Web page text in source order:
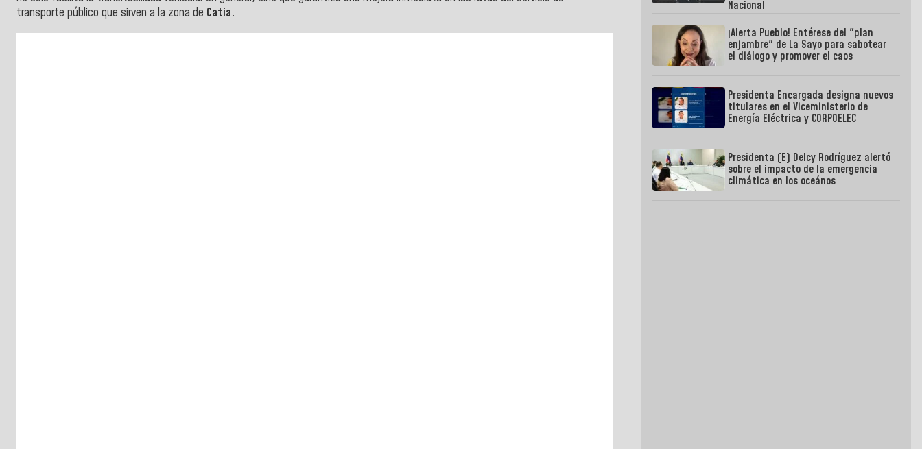
transporte público que sirven a la zona de Catia.
Nacional
¡Alerta Pueblo! Entérese del "plan
enjambre" de La Sayo para sabotear
el diálogo y promover el caos
Presidenta Encargada designa nuevos
titulares en el Viceministerio de
Energía Eléctrica y CORPOELEC
Presidenta (E) Delcy Rodríguez alertó
sobre el impacto de la emergencia
climática en los oceános